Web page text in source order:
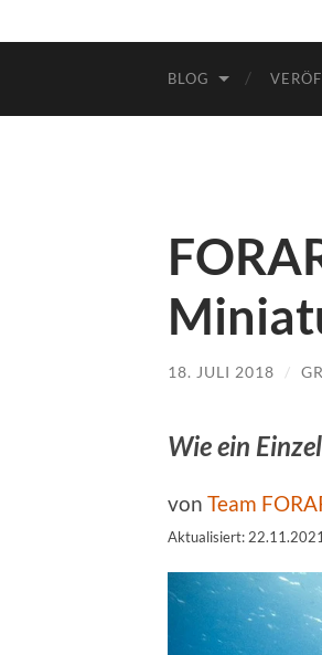
BLOG
18. JULI 2018 /
Wie ein
von Team
Aktualisiert: 22.11.2021